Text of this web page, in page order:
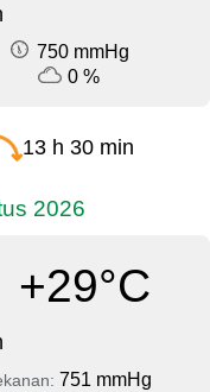
750 mmHg
0 %
13 h 30 min
2026
+29°C
751 mmHg